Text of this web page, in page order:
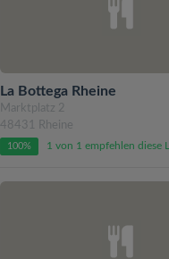
La Bottega Rheine
Marktplatz 2
48431 Rheine
100% 1 von 1 empfehlen diese